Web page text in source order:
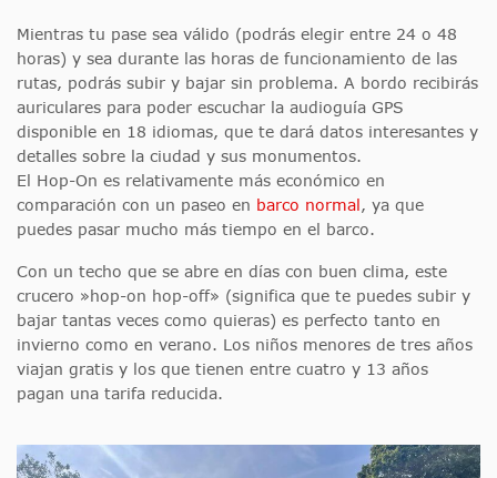
Mientras tu pase sea válido (podrás elegir entre 24 o 48
horas) y sea durante las horas de funcionamiento de las
rutas, podrás subir y bajar sin problema. A bordo recibirás
auriculares para poder escuchar la audioguía GPS
disponible en 18 idiomas, que te dará datos interesantes y
detalles sobre la ciudad y sus monumentos.
El Hop-On es relativamente más económico en
comparación con un paseo en barco normal, ya que
puedes pasar mucho más tiempo en el barco.
Con un techo que se abre en días con buen clima, este
crucero »hop-on hop-off» (significa que te puedes subir y
bajar tantas veces como quieras) es perfecto tanto en
invierno como en verano. Los niños menores de tres años
viajan gratis y los que tienen entre cuatro y 13 años
pagan una tarifa reducida.